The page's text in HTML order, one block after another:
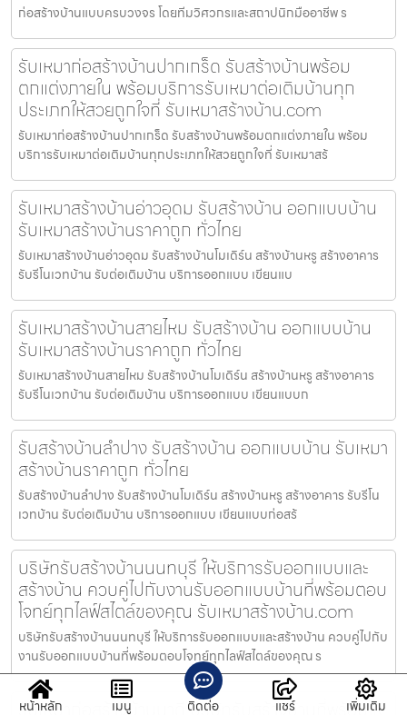
ก่อสร้างบ้านแบบครบวงจร โดยทีมวิศวกรและสถาปนิกมืออาชีพ ร
รับเหมาก่อสร้างบ้านปากเกร็ด รับสร้างบ้านพร้อม
ตกแต่งภายใน พร้อมบริการรับเหมาต่อเติมบ้านทุก
ประเภทให้สวยถูกใจที่ รับเหมาสร้างบ้าน.com
รับเหมาก่อสร้างบ้านปากเกร็ด รับสร้างบ้านพร้อมตกแต่งภายใน พร้อม
บริการรับเหมาต่อเติมบ้านทุกประเภทให้สวยถูกใจที่ รับเหมาสร้
รับเหมาสร้างบ้านอ่าวอุดม รับสร้างบ้าน ออกแบบบ้าน
รับเหมาสร้างบ้านราคาถูก ทั่วไทย
รับเหมาสร้างบ้านอ่าวอุดม รับสร้างบ้านโมเดิร์น สร้างบ้านหรู สร้างอาคาร
รับรีโนเวทบ้าน รับต่อเติมบ้าน บริการออกแบบ เขียนแบ
รับเหมาสร้างบ้านสายไหม รับสร้างบ้าน ออกแบบบ้าน
รับเหมาสร้างบ้านราคาถูก ทั่วไทย
รับเหมาสร้างบ้านสายไหม รับสร้างบ้านโมเดิร์น สร้างบ้านหรู สร้างอาคาร
รับรีโนเวทบ้าน รับต่อเติมบ้าน บริการออกแบบ เขียนแบบก
รับสร้างบ้านลำปาง รับสร้างบ้าน ออกแบบบ้าน รับเหมา
สร้างบ้านราคาถูก ทั่วไทย
รับสร้างบ้านลำปาง รับสร้างบ้านโมเดิร์น สร้างบ้านหรู สร้างอาคาร รับรีโน
เวทบ้าน รับต่อเติมบ้าน บริการออกแบบ เขียนแบบก่อสร้
บริษัทรับสร้างบ้านนนทบุรี ให้บริการรับออกแบบและ
สร้างบ้าน ควบคู่ไปกับงานรับออกแบบบ้านที่พร้อมตอบ
โจทย์ทุกไลฟ์สไตล์ของคุณ รับเหมาสร้างบ้าน.com
บริษัทรับสร้างบ้านนนทบุรี ให้บริการรับออกแบบและสร้างบ้าน ควบคู่ไปกับ
งานรับออกแบบบ้านที่พร้อมตอบโจทย์ทุกไลฟ์สไตล์ของคุณ ร
หน้าหลัก เมนู ติดต่อ แชร์ เพิ่มเติม